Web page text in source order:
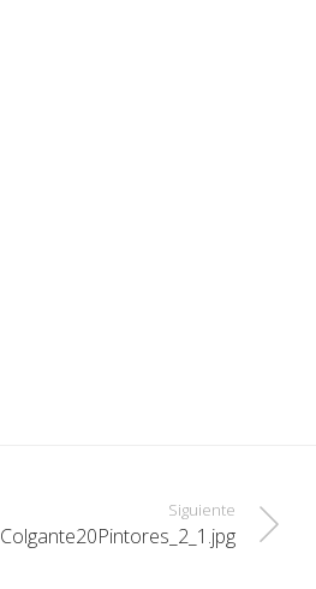
Siguiente
Colgante20Pintores_2_1.jpg